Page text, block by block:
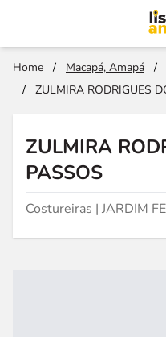
Home / Macapá, Amapá /
/
ZULMIRA RODRIGUES
ZULMIRA
PASSOS
Costureiras | JARDIM